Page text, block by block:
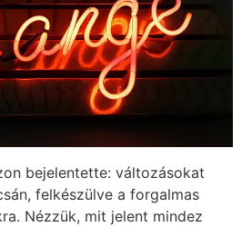
bejelentette: változásokat
felkészülve a forgalmas
Nézzük, mit jelent mindez